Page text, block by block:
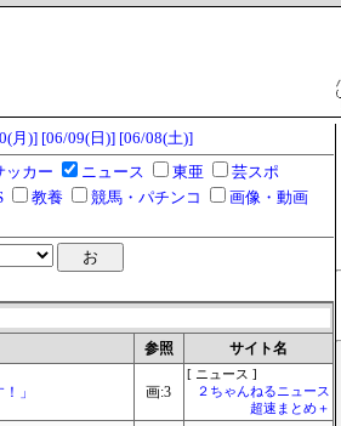
月)] [06/09(日)] [06/08(土)]
ッカー ニュース 東亜
芸スポ
教養 競馬・パチンコ
画像・動画
参照 サイト名
」 画:3
[ ニュース ]
２ちゃんねるニュース
超速まとめ＋